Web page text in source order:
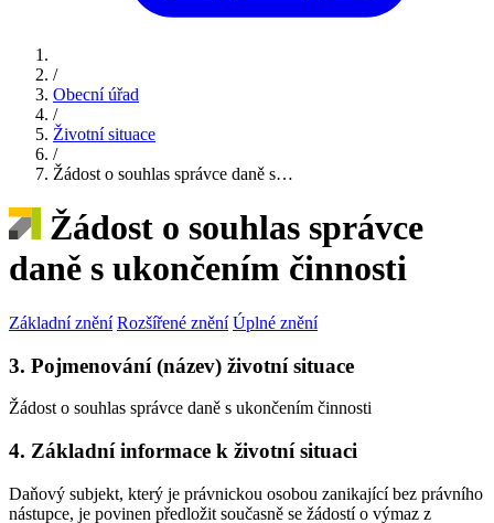
/
Obecní úřad
/
Životní situace
/
Žádost o souhlas správce daně s…
Žádost o souhlas správce
daně s ukončením činnosti
Základní znění Rozšířené znění Úplné znění
3. Pojmenování (název) životní situace
Žádost o souhlas správce daně s ukončením činnosti
4. Základní informace k životní situaci
Daňový subjekt, který je právnickou osobou zanikající bez právního
nástupce, je povinen předložit současně se žádostí o výmaz z